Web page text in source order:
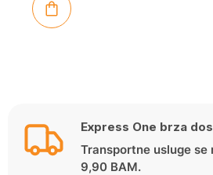
Express One brza
Transportne usluge
9,90 BAM.